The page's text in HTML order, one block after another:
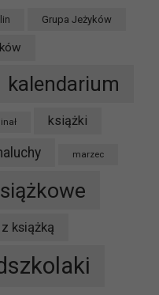
Grupa Jeżyków
kalendarium
książki
marzec
książką